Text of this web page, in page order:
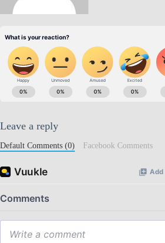
Leave a reply
Default Comments (0) Facebook Comments